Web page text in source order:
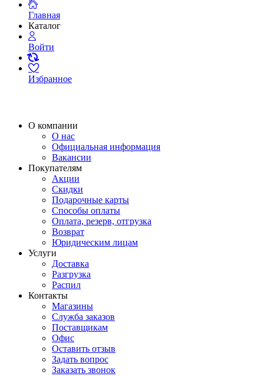
Главная
Каталог
Войти
Избранное
О компании
О нас
Официальная информация
Вакансии
Покупателям
Акции
Скидки
Подарочные карты
Способы оплаты
Оплата, резерв, отгрузка
Возврат
Юридическим лицам
Услуги
Доставка
Разгрузка
Распил
Контакты
Магазины
Служба заказов
Поставщикам
Офис
Оставить отзыв
Задать вопрос
Заказать звонок